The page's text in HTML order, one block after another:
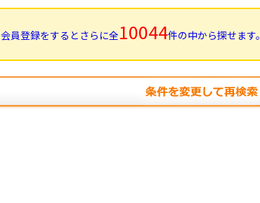
会員登録をするとさらに全10044件の中から探せます。